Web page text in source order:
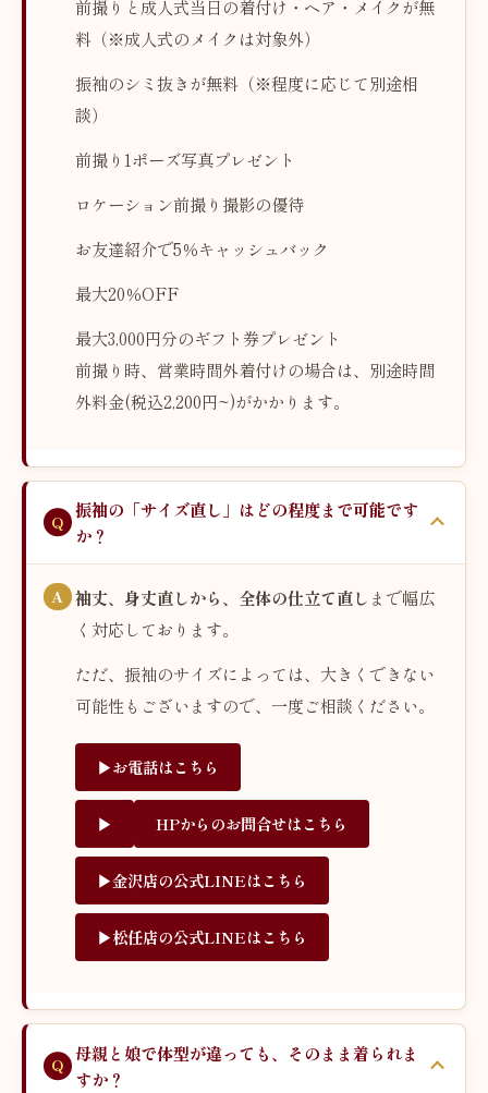
前撮りと成人式当日の着付け・ヘア・メイクが無
料（※成人式のメイクは対象外）
振袖のシミ抜きが無料（※程度に応じて別途相
談）
前撮り1ポーズ写真プレゼント
ロケーション前撮り撮影の優待
お友達紹介で5％キャッシュバック
最大20％OFF
最大3,000円分のギフト券プレゼント
前撮り時、営業時間外着付けの場合は、別途時間
外料金(税込2,200円~)がかかります。
振袖の「サイズ直し」はどの程度まで可能です
か？
袖丈、身丈直しから、全体の仕立て直し まで幅広
く対応しております。
ただ、振袖のサイズによっては、大きくできない
可能性もございますので、一度ご相談ください。
▶︎お電話はこちら
▶︎ HPからのお問合せはこちら
▶︎金沢店の公式LINEはこちら
▶︎松任店の公式LINEはこちら
母親と娘で体型が違っても、そのまま着られま
すか？